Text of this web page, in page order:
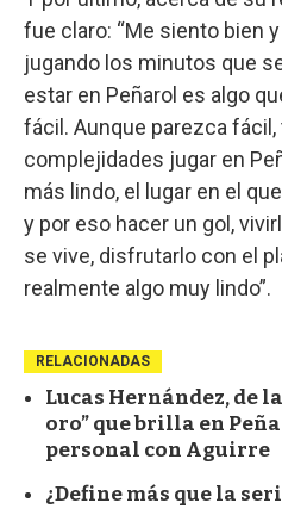
fue claro: “Me siento bien
jugando los minutos que
estar en Peñarol es algo
fácil. Aunque parezca
complejidades jugar en
más lindo, el lugar en el
y por eso hacer un gol,
se vive, disfrutarlo con el
realmente algo muy lindo”.
RELACIONADAS
Lucas Hernández, de
oro” que brilla en
personal con Aguirre
¿Define más que la